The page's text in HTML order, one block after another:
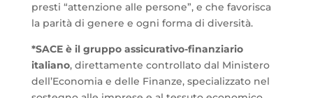
presti “attenzione alle persone”, e che favorisca
la parità di genere e ogni forma di diversità.
*SACE è il gruppo assicurativo-finanziario
italiano, direttamente controllato dal Ministero
dell’Economia e delle Finanze, specializzato nel